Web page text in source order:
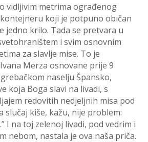
vidljivim metrima ograđenog
koji je potpuno običan
jedno krilo. Tada se pretvara u
i svim osnovnim
za slavlje mise. To je
Merza osnovane prije 9
naselju Špansko,
koja Boga slavi na livadi, s
redovitih nedjeljnih misa pod
slučaj kiše, kažu, nije problem:
I na toj zelenoj livadi, pod vedrim i
nebom, nastala je ova naša priča.